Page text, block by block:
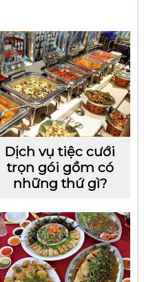
Dịch vụ tiệc cưới
trọn gói gồm có
những thứ gì?